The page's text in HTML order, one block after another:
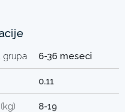
grupa 6-36 meseci
0.11
8-19